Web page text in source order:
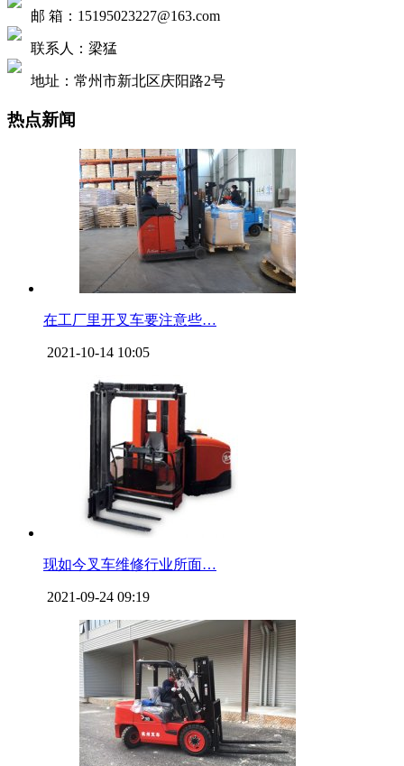
邮 箱：15195023227@163.com
联系人：梁猛
地址：常州市新北区庆阳路2号
热点新闻
在工厂里开叉车要注意些…
2021-10-14 10:05
现如今叉车维修行业所面…
2021-09-24 09:19